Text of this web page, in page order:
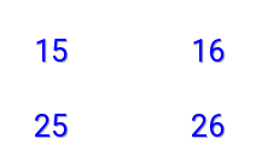
15 16
25 26